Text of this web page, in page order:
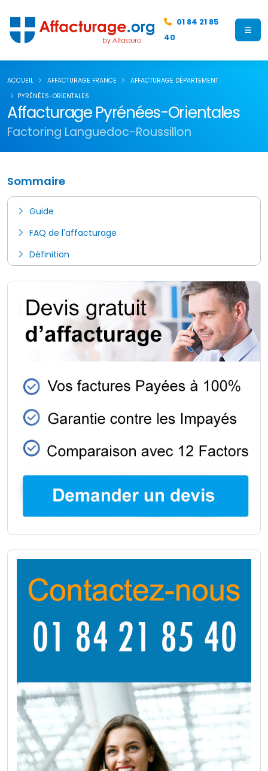
01 84 21 85
40
Affacturage Pyrénées-Orientales
Factoring Languedoc-Roussillon
ACCUEIL AFFACTURAGE FRANCE
AFFACTURAGE DÉPARTEMENT
PYRÉNÉES-ORIENTALES
Sommaire
Guide
FAQ de l'affacturage
Définition